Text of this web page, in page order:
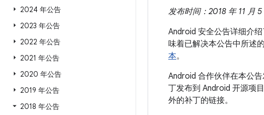
2024 年公告
2023 年公告
2022 年公告
2021 年公告
2020 年公告
2019 年公告
2018 年公告
发布时间：2018 年 11 月
Android 安全公告详细介
味着已解决本公告中所述
本。
Android 合作伙伴在本公
丁发布到 Android 开源项
外的补丁的链接。